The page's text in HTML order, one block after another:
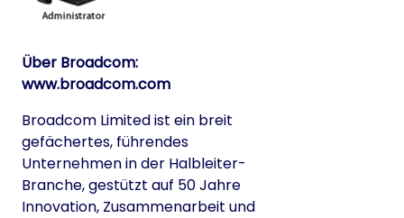
Über Broadcom:
www.broadcom.com
Broadcom Limited ist ein breit
gefächertes, führendes
Unternehmen in der Halbleiter-
Branche, gestützt auf 50 Jahre
Innovation, Zusammenarbeit und